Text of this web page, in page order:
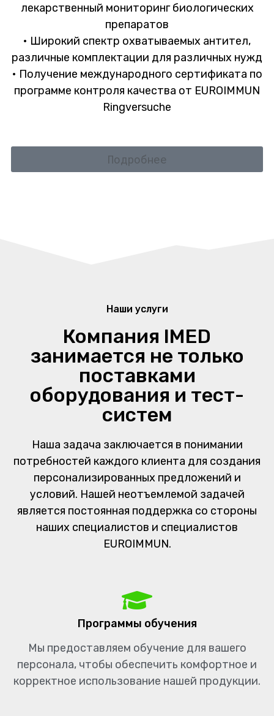
лекарственный мониторинг биологических
препаратов
• Широкий спектр охватываемых антител,
различные комплектации для различных нужд
• Получение международного сертификата по
программе контроля качества от EUROIMMUN
Ringversuche
Подробнее
Наши услуги
Компания IMED
занимается не только
поставками
оборудования и тест-
систем
Наша задача заключается в понимании
потребностей каждого клиента для создания
персонализированных предложений и
условий. Нашей неотъемлемой задачей
является постоянная поддержка со стороны
наших специалистов и специалистов
EUROIMMUN.
Программы обучения
Мы предоставляем обучение для вашего
персонала, чтобы обеспечить комфортное и
корректное использование нашей продукции.